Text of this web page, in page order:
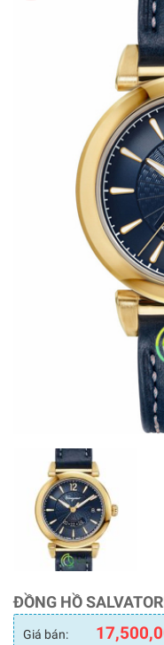
ĐỒNG HỒ
Giá bán: